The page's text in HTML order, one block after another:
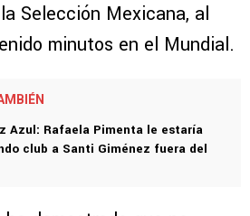
Selección Mexicana, al
minutos en el Mundial.
Azul: Rafaela Pimenta le estaría
club a Santi Giménez fuera del